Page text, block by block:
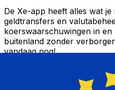
De Xe-app heeft alles wat
geldtransfers en
koerswaarschuwingen in
buitenland zonder
vandaag nog!